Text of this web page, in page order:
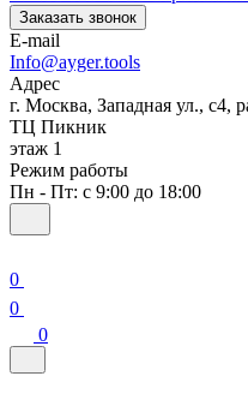
Заказать звонок
E-mail
Info@ayger.tools
Адрес
г. Москва, Западная ул., с4,
ТЦ Пикник
этаж 1
Режим работы
Пн - Пт: с 9:00 до 18:00
0
0
0